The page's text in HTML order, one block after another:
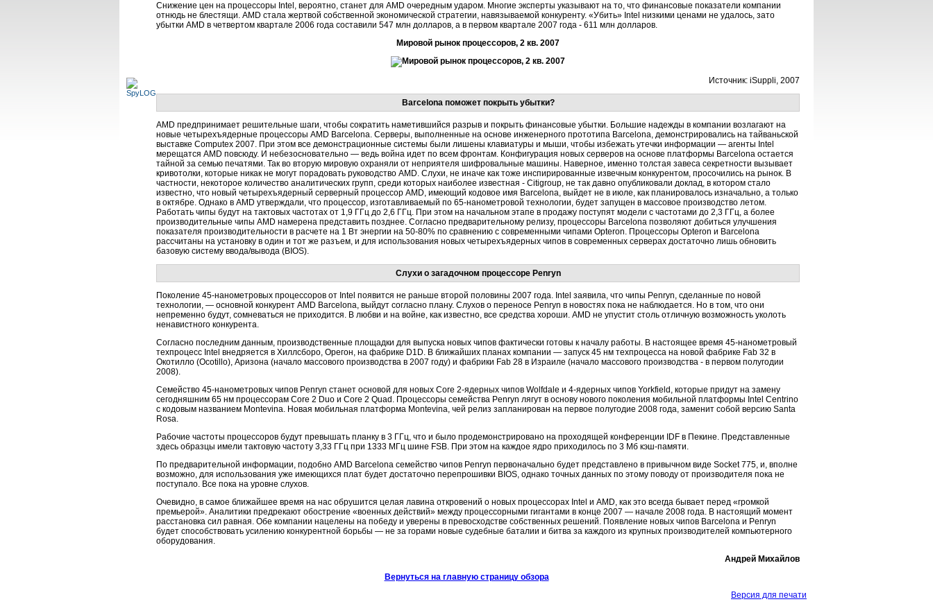
Снижение цен на процессоры Intel, вероятно, станет для AMD очередным ударом. Многие эксперты указывают на то, что финансовые показатели компании
отнюдь не блестящи. AMD стала жертвой собственной экономической стратегии, навязываемой конкуренту. «Убить» Intel низкими ценами не удалось, зато
убытки AMD в четвертом квартале 2006 года составили 547 млн долларов, а в первом квартале 2007 года - 611 млн долларов.
Мировой рынок процессоров, 2 кв. 2007
Источник: iSuppli, 2007
Barcelona поможет покрыть убытки?
AMD предпринимает решительные шаги, чтобы сократить наметившийся разрыв и покрыть финансовые убытки. Большие надежды в компании возлагают на
новые четырехъядерные процессоры AMD Barcelona. Серверы, выполненные на основе инженерного прототипа Barcelona, демонстрировались на тайваньской
выставке Computex 2007. При этом все демонстрационные системы были лишены клавиатуры и мыши, чтобы избежать утечки информации — агенты Intel
мерещатся AMD повсюду. И небезосновательно — ведь война идет по всем фронтам. Конфигурация новых серверов на основе платформы Barcelona остается
тайной за семью печатями. Так во вторую мировую охраняли от неприятеля шифровальные машины. Наверное, именно толстая завеса секретности вызывает
кривотолки, которые никак не могут порадовать руководство AMD. Слухи, не иначе как тоже инспирированные извечным конкурентом, просочились на рынок. В
частности, некоторое количество аналитических групп, среди которых наиболее известная - Citigroup, не так давно опубликовали доклад, в котором стало
известно, что новый четырехъядерный серверный процессор AMD, имеющий кодовое имя Barcelona, выйдет не в июле, как планировалось изначально, а только
в октябре. Однако в AMD утверждали, что процессор, изготавливаемый по 65-нанометровой технологии, будет запущен в массовое производство летом.
Работать чипы будут на тактовых частотах от 1,9 ГГц до 2,6 ГГц. При этом на начальном этапе в продажу поступят модели с частотами до 2,3 ГГц, а более
производительные чипы AMD намерена представить позднее. Согласно предварительному релизу, процессоры Barcelona позволяют добиться улучшения
показателя производительности в расчете на 1 Вт энергии на 50-80% по сравнению с современными чипами Opteron. Процессоры Opteron и Barcelona
рассчитаны на установку в один и тот же разъем, и для использования новых четырехъядерных чипов в современных серверах достаточно лишь обновить
базовую систему ввода/вывода (BIOS).
Слухи о загадочном процессоре Penryn
Поколение 45-нанометровых процессоров от Intel появится не раньше второй половины 2007 года. Intel заявила, что чипы Penryn, сделанные по новой
технологии, — основной конкурент AMD Barcelona, выйдут согласно плану. Слухов о переносе Penryn в новостях пока не наблюдается. Но в том, что они
непременно будут, сомневаться не приходится. В любви и на войне, как известно, все средства хороши. АМD не упустит столь отличную возможность уколоть
ненавистного конкурента.
Согласно последним данным, производственные площадки для выпуска новых чипов фактически готовы к началу работы. В настоящее время 45-нанометровый
техпроцесс Intel внедряется в Хиллсборо, Орегон, на фабрике D1D. В ближайших планах компании — запуск 45 нм техпроцесса на новой фабрике Fab 32 в
Окотилло (Ocotillo), Аризона (начало массового производства в 2007 году) и фабрики Fab 28 в Израиле (начало массового производства - в первом полугодии
2008).
Семейство 45-нанометровых чипов Penryn станет основой для новых Core 2-ядерных чипов Wolfdale и 4-ядерных чипов Yorkfield, которые придут на замену
сегодняшним 65 нм процессорам Core 2 Duo и Core 2 Quad. Процессоры семейства Penryn лягут в основу нового поколения мобильной платформы Intel Centrino
с кодовым названием Montevina. Новая мобильная платформа Montevina, чей релиз запланирован на первое полугодие 2008 года, заменит собой версию Santa
Rosa.
Рабочие частоты процессоров будут превышать планку в 3 ГГц, что и было продемонстрировано на проходящей конференции IDF в Пекине. Представленные
здесь образцы имели тактовую частоту 3,33 ГГц при 1333 МГц шине FSB. При этом на каждое ядро приходилось по 3 Мб кэш-памяти.
По предварительной информации, подобно AMD Barcelona семейство чипов Penryn первоначально будет представлено в привычном виде Socket 775, и, вполне
возможно, для использования уже имеющихся плат будет достаточно перепрошивки BIOS, однако точных данных по этому поводу от производителя пока не
поступало. Все пока на уровне слухов.
Очевидно, в самое ближайшее время на нас обрушится целая лавина откровений о новых процессорах Intel и AMD, как это всегда бывает перед «громкой
премьерой». Аналитики предрекают обострение «военных действий» между процессорными гигантами в конце 2007 — начале 2008 года. В настоящий момент
расстановка сил равная. Обе компании нацелены на победу и уверены в превосходстве собственных решений. Появление новых чипов Barcelona и Penryn
будет способствовать усилению конкурентной борьбы — не за горами новые судебные баталии и битва за каждого из крупных производителей компьютерного
оборудования.
Андрей Михайлов
Вернуться на главную страницу обзора
Версия для печати